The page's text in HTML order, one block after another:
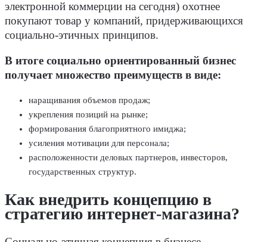
электронной коммерции на сегодня) охотнее
покупают товар у компаний, придерживающихся
социально-этичных принципов.
В итоге социально ориентированный бизнес
получает множество преимуществ в виде:
наращивания объемов продаж;
укрепления позиций на рынке;
формирования благоприятного имиджа;
усиления мотивации для персонала;
расположенности деловых партнеров, инвесторов,
государственных структур.
Как внедрить концепцию в
стратегию интернет-магазина?